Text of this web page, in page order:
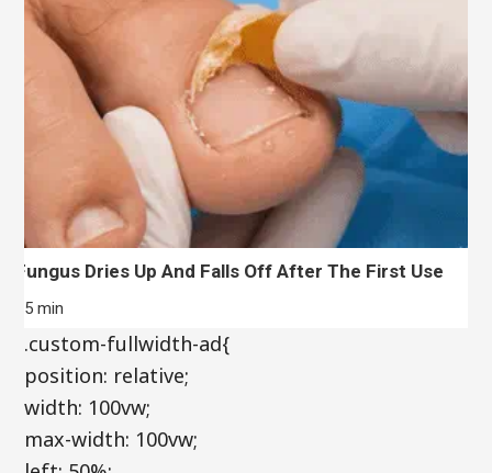
Fungus Dries Up And Falls Off After The First Use
35 min
.custom-fullwidth-ad{
position: relative;
width: 100vw;
max-width: 100vw;